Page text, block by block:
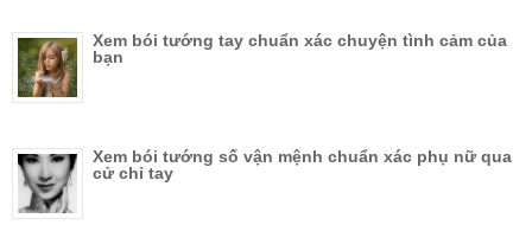
Xem bói tướng tay chuẩn xác chuyện tình cảm của
bạn
Xem bói tướng số vận mệnh chuẩn xác phụ nữ qua
cử chỉ tay